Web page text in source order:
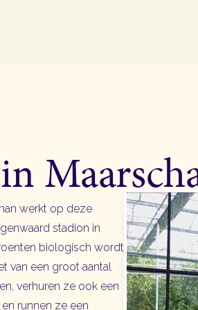
werkt op deze
stadion in
biologisch wordt
van een groot aantal
verhuren ze ook een
runnen ze een